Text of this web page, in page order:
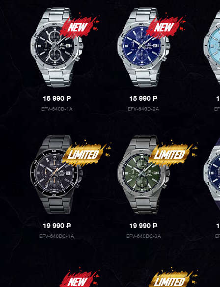
15 990P
EFV-640D-1A
15 990P
EFV-640D-2A
19 990P
EFV-640DC-1A
19 990P
EFV-640DC-3A